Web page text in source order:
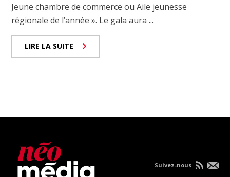
Jeune chambre de commerce ou Aile jeunesse
régionale de l’année ». Le gala aura ...
LIRE LA SUITE
Suivez-nous